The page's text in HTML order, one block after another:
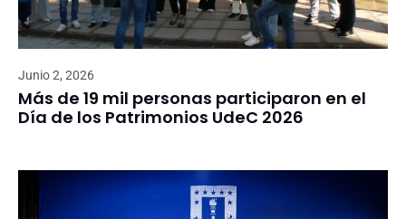
Junio 2, 2026
Más de 19 mil personas participaron en el
Día de los Patrimonios UdeC 2026